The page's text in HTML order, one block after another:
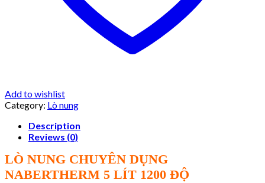
Add to wishlist
Category: Lò nung
Description
Reviews (0)
LÒ NUNG CHUYÊN DỤNG
NABERTHERM 5 LÍT 1200 ĐỘ